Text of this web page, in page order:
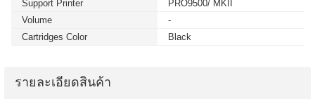
Support Printer
PRO9500/ MKII
Volume
-
Cartridges Color
Black
รายละเอียดสินค้า